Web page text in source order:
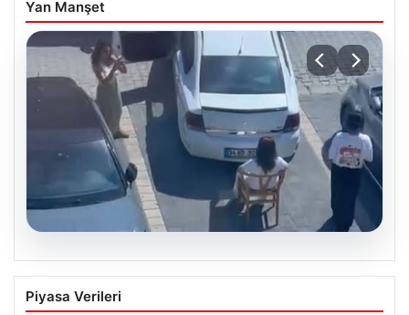
Yan Manşet
05.08.2026
Yalova’da Kafenin Önünde Park İhlali
Komik ve Gergin Anlara Sahne Oldu
Piyasa Verileri